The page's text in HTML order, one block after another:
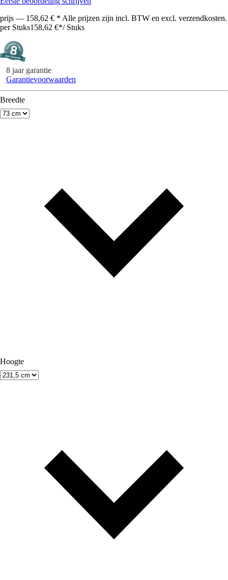
prijs — 158,62 € * Alle prijzen zijn incl. BTW en excl. verzendkosten.
per Stuks158,62 €*/ Stuks
8 jaar garantie
Garantievoorwaarden
Breedte
Hoogte